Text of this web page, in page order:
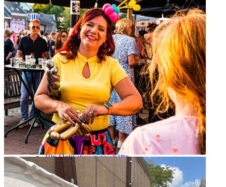
Shoppen Innenstadt
Öffnungszeiten
Märkte
6x Kinderläden
10x Delikatessengeschäfte
10x Herrengeschäfte
10x Frauengeschäfte
Einkaufen in ganz Roermond